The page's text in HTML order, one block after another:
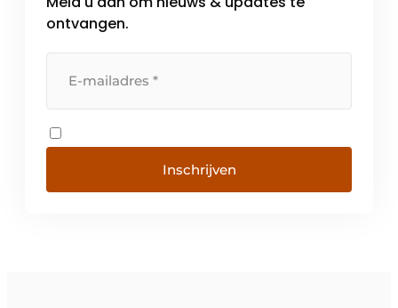
ontvangen.
Inschrijven